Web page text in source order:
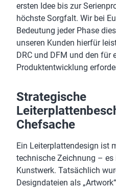
ersten Idee bis zur
höchste Sorgfalt. Wir bei
Bedeutung jeder Phase
unseren Kunden hierfür
DRC und DFM und den für
Produktentwicklung
Strategische
Chefsache
Ein Leiterplattendesign ist
technische Zeichnung –
Kunstwerk. Tatsächlich
Designdateien als